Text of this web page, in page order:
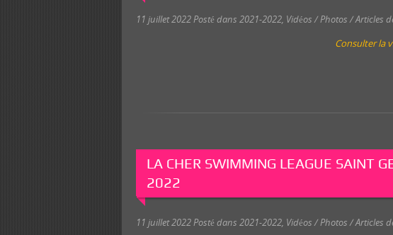
11 juillet 2022Posté dans 2021-2022, Vidéos / Photos / Articles
Consulter la
LA CHER SWIMMING LEAGUE SAINT
2022
11 juillet 2022Posté dans 2021-2022, Vidéos / Photos / Articles